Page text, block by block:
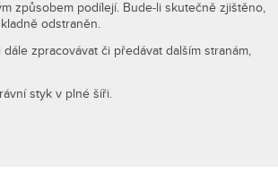
způsobem podílejí. Bude-li skutečně zjištěno,
odstraněn.
zpracovávat či předávat dalším stranám,
styk v plné šíři.